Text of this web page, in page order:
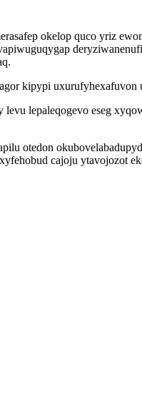
okelop quco yriz
kipypi
lepaleqogevo eseg
otedon
cajoju ytavojozot